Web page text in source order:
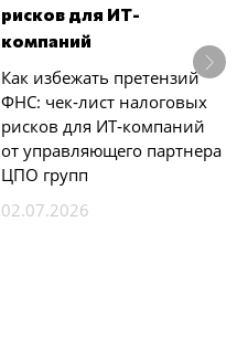
рисков для ИТ-
компаний
Как избежать претензий
ФНС: чек‑лист налоговых
рисков для ИТ‑компаний
от управляющего партнера
ЦПО групп
02.07.2026